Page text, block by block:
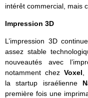
intérêt commercial, mais
Impression 3D
L’impression 3D
assez stable
nouveautés avec
notamment chez Voxel
la startup israélienne
première fois une